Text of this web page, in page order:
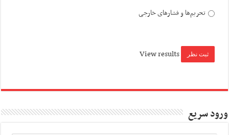
تحریم‌ها و فشارهای خارجی
View results
ورود سریع